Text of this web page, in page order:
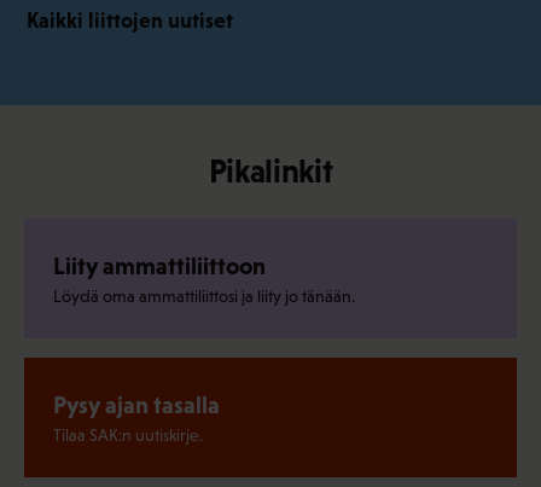
Kaikki liittojen uutiset
Pikalinkit
Liity ammattiliittoon
Löydä oma ammattiliittosi ja liity jo tänään.
Pysy ajan tasalla
Tilaa SAK:n uutiskirje.